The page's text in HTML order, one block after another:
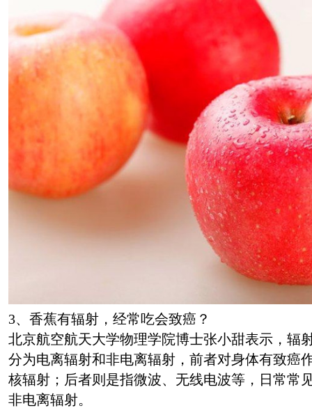
3、香蕉有辐射，经常吃会致癌？
北京航空航天大学物理学院博士张小甜表示，辐
分为电离辐射和非电离辐射，前者对身体有致癌
核辐射；后者则是指微波、无线电波等，日常常
非电离辐射。